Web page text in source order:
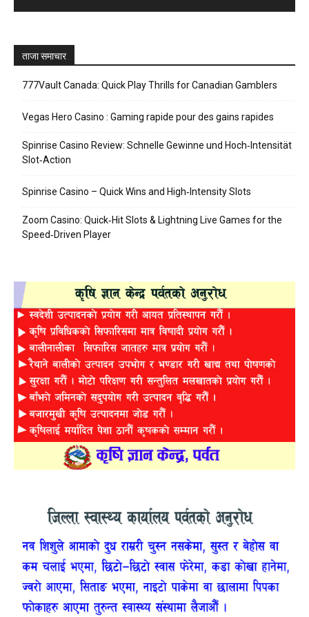
ताजा समाचार
777Vault Canada: Quick Play Thrills for Canadian Gamblers
Vegas Hero Casino : Gaming rapide pour des gains rapides
Spinrise Casino Review: Schnelle Gewinne und Hoch‑Intensität
Slot‑Action
Spinrise Casino – Quick Wins and High‑Intensity Slots
Zoom Casino: Quick‑Hit Slots & Lightning Live Games for the
Speed‑Driven Player